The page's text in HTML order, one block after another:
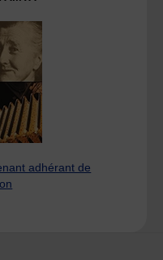
adhérant de